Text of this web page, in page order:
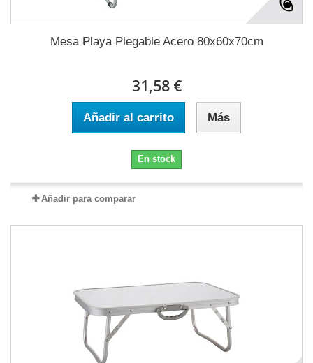
Mesa Playa Plegable Acero 80x60x70cm
31,58 €
Añadir al carrito Más
En stock
Añadir para comparar